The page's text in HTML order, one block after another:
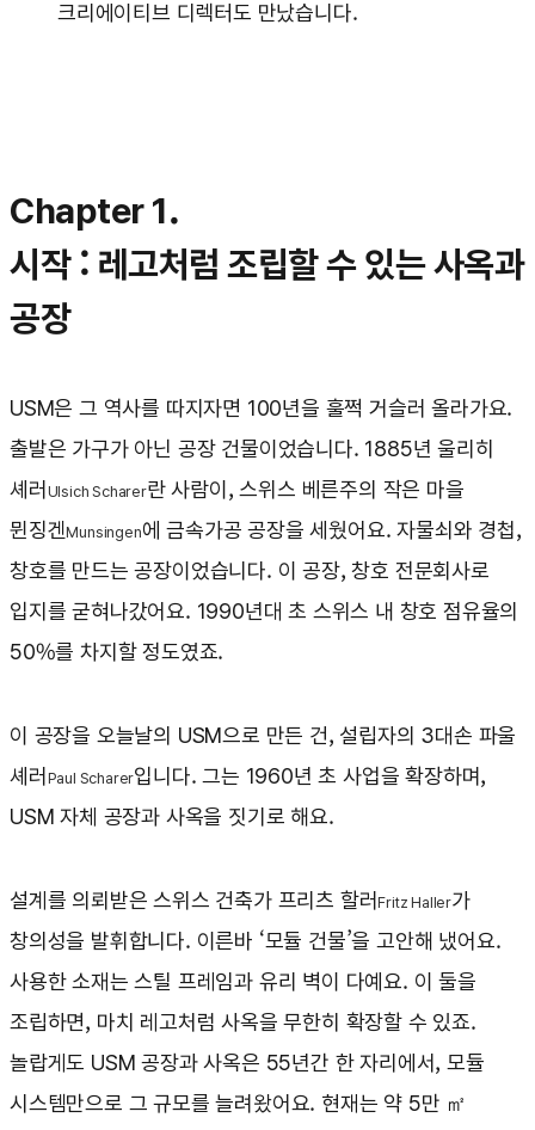
크리에이티브 디렉터도 만났습니다.
Chapter 1.
시작 : 레고처럼 조립할 수 있는 사옥과
공장
USM은 그 역사를 따지자면 100년을 훌쩍 거슬러 올라가요.
출발은 가구가 아닌 공장 건물이었습니다. 1885년 울리히
셰러 Ulsich Scharer란 사람이, 스위스 베른주의 작은 마을
뮌징겐Munsingen에 금속가공 공장을 세웠어요. 자물쇠와 경첩,
창호를 만드는 공장이었습니다. 이 공장, 창호 전문회사로
입지를 굳혀나갔어요. 1990년대 초 스위스 내 창호 점유율의
50%를 차지할 정도였죠.
이 공장을 오늘날의 USM으로 만든 건, 설립자의 3대손 파울
셰러 Paul Scharer입니다. 그는 1960년 초 사업을 확장하며,
USM 자체 공장과 사옥을 짓기로 해요.
설계를 의뢰받은 스위스 건축가 프리츠 할러Fritz Haller가
창의성을 발휘합니다. 이른바 ‘모듈 건물’을 고안해 냈어요.
사용한 소재는 스틸 프레임과 유리 벽이 다예요. 이 둘을
조립하면, 마치 레고처럼 사옥을 무한히 확장할 수 있죠.
놀랍게도 USM 공장과 사옥은 55년간 한 자리에서, 모듈
시스템만으로 그 규모를 늘려왔어요. 현재는 약 5만 ㎡